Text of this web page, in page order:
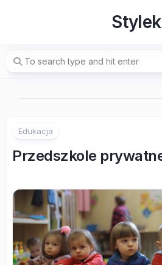
Stylek
Edukacja
Przedszkole